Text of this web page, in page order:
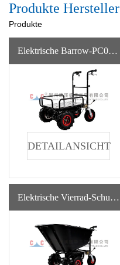
Produkte Hersteller
Produkte
Elektrische Barrow-PC020-01 Heiße Verkaufende Billige Kundenspezifische Heber-Bauernhof-Doppelrad-Bau-Schubkarre
DETAILANSICHT
Elektrische Vierrad-Schubkarren-PC020-02 Gartengeräte-Stahlrahmen-Schubkarren-Konstruktion Für Landwirtschaftliche Bequemlichkeit